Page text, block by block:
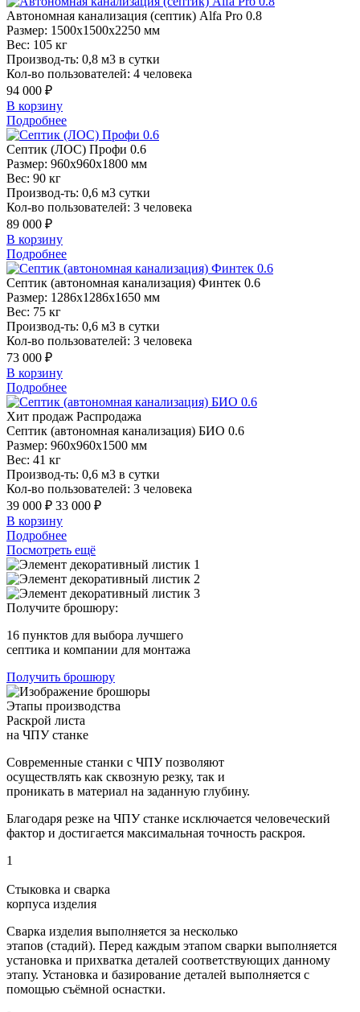
Автономная канализация (септик) Alfa Pro 0.8
Размер: 1500x1500x2250 мм
Вес: 105 кг
Производ-ть: 0,8 м3 в сутки
Кол-во пользователей: 4 человека
94 000 ₽
В корзину
Подробнее
Септик (ЛОС) Профи 0.6
Размер: 960x960x1800 мм
Вес: 90 кг
Производ-ть: 0,6 м3 сутки
Кол-во пользователей: 3 человека
89 000 ₽
В корзину
Подробнее
Септик (автономная канализация) Финтек 0.6
Размер: 1286x1286x1650 мм
Вес: 75 кг
Производ-ть: 0,6 м3 в сутки
Кол-во пользователей: 3 человека
73 000 ₽
В корзину
Подробнее
Хит продаж Распродажа
Септик (автономная канализация) БИО 0.6
Размер: 960x960x1500 мм
Вес: 41 кг
Производ-ть: 0,6 м3 в сутки
Кол-во пользователей: 3 человека
39 000 ₽ 33 000 ₽
В корзину
Подробнее
Посмотреть ещё
Получите брошюру:
16 пунктов для выбора лучшего
септика и компании для монтажа
Получить брошюру
Этапы производства
Раскрой листа
на ЧПУ станке
Современные станки с ЧПУ позволяют
осуществлять как сквозную резку, так и
проникать в материал на заданную глубину.
Благодаря резке на ЧПУ станке исключается человеческий
фактор и достигается максимальная точность раскроя.
1
Стыковка и сварка
корпуса изделия
Сварка изделия выполняется за несколько
этапов (стадий). Перед каждым этапом сварки выполняется
установка и прихватка деталей соответствующих данному
этапу. Установка и базирование деталей выполняется с
помощью съёмной оснастки.